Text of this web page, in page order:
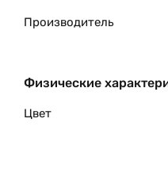
Производитель
Физические
Цвет